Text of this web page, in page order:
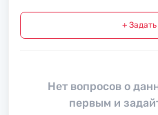
+
Нет вопросов о
первым и